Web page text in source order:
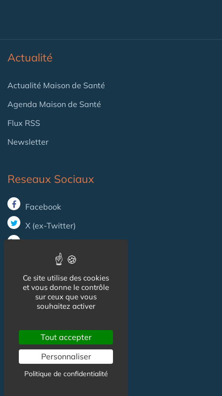
Actualité
Actualité Maison de Santé
Agenda Maison de Santé
Flux RSS
Newsletter
Reseaux Sociaux
Facebook
X (ex-Twitter)
Informations
Mentions légales
Contact
Ce site utilise des cookies
et vous donne le contrôle
sur ceux que vous
souhaitez activer
Tout accepter
Personnaliser
Politique de confidentialité